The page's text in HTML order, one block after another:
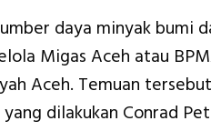
daya minyak bumi
Migas Aceh atau
Aceh. Temuan
yang dilakukan Conrad